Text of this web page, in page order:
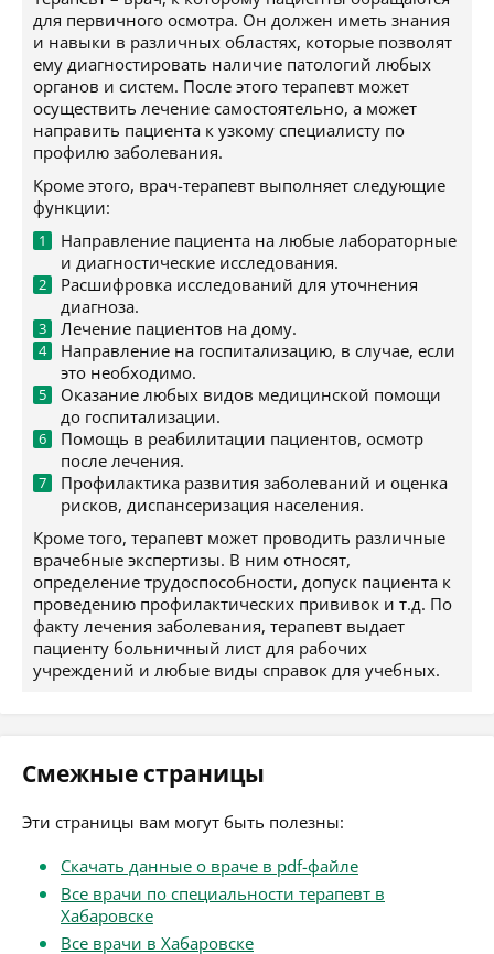
для первичного осмотра. Он должен иметь знания
и навыки в различных областях, которые позволят
ему диагностировать наличие патологий любых
органов и систем. После этого терапевт может
осуществить лечение самостоятельно, а может
направить пациента к узкому специалисту по
профилю заболевания.
Кроме этого, врач-терапевт выполняет следующие
функции:
Направление пациента на любые лабораторные
и диагностические исследования.
Расшифровка исследований для уточнения
диагноза.
Лечение пациентов на дому.
Направление на госпитализацию, в случае, если
это необходимо.
Оказание любых видов медицинской помощи
до госпитализации.
Помощь в реабилитации пациентов, осмотр
после лечения.
Профилактика развития заболеваний и оценка
рисков, диспансеризация населения.
Кроме того, терапевт может проводить различные
врачебные экспертизы. В ним относят,
определение трудоспособности, допуск пациента к
проведению профилактических прививок и т.д. По
факту лечения заболевания, терапевт выдает
пациенту больничный лист для рабочих
учреждений и любые виды справок для учебных.
Смежные страницы
Эти страницы вам могут быть полезны:
Скачать данные о враче в pdf-файле
Все врачи по специальности терапевт в
Хабаровске
Все врачи в Хабаровске